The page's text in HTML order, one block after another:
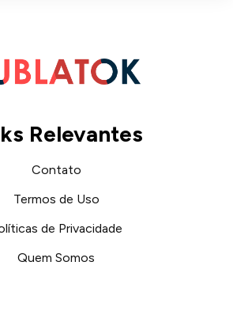
Relevantes
Contato
Termos de Uso
de Privacidade
Quem Somos